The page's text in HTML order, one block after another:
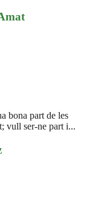
bona part de les
vull ser-ne part i...